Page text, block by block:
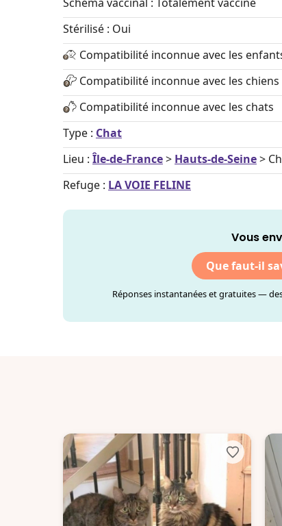
Stérilisé : Oui
Compatibilité inconnue avec les
Compatibilité inconnue avec les chiens
Compatibilité inconnue avec les chats
Type : Chat
Lieu : Île-de-France> Hauts-de-Seine>
Refuge : LA VOIE FELINE
Vous
Que faut-il
Réponses instantanées et gratuites —